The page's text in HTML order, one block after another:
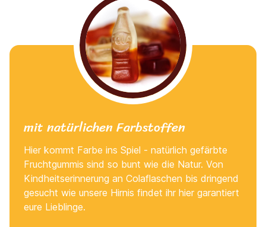
mit natürlichen Farbstoffen
Hier kommt Farbe ins Spiel - natürlich gefärbte
Fruchtgummis sind so bunt wie die Natur. Von
Kindheitserinnerung an Colaflaschen bis dringend
gesucht wie unsere Hirnis findet ihr hier garantiert
eure Lieblinge.